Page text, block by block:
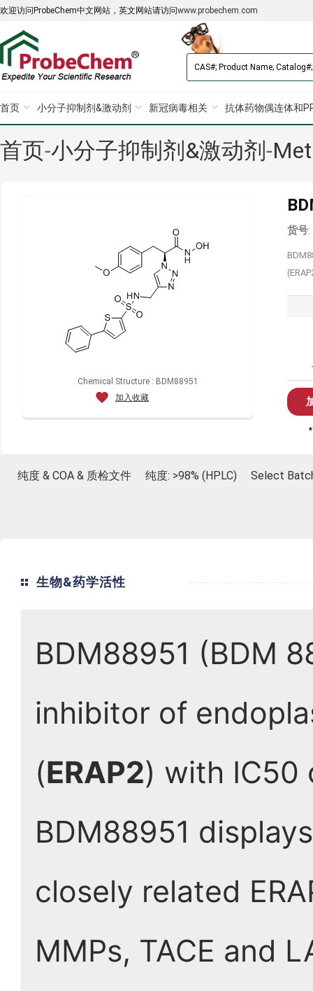
欢迎访问ProbeChem中文网站，英文网站请访问www.probechem.com
首页 小分子抑制剂&激动剂 新冠病毒相关 抗体药物偶连体和
首页-小分子抑制剂&激动剂 -
Chemical Structure : BDM88951
加入收藏
货号
纯度 & COA & 质检文件 纯度: >98% (HPLC) Select
生物&药学活性
BDM88951 (BDM
inhibitor of
(ERAP2) with IC50
BDM88951
closely related
MMPs, TACE and